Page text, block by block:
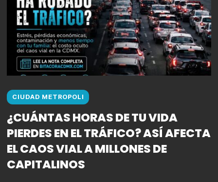
CIUDAD METROPOLI
¿CUÁNTAS HORAS DE TU VIDA
PIERDES EN EL TRÁFICO? ASÍ AFECTA
EL CAOS VIAL A MILLONES DE
CAPITALINOS